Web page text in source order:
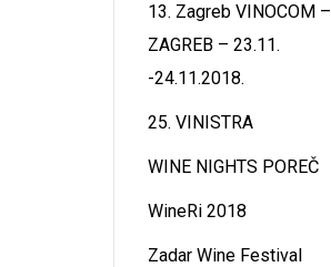
13. Zagreb VINOCOM –
ZAGREB – 23.11.
-24.11.2018.
25. VINISTRA
WINE NIGHTS POREČ
WineRi 2018
Zadar Wine Festival